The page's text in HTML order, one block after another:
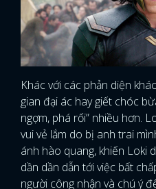
Khác với các phản diện
gian đại ác hay giết chóc
ngợm, phá rối” nhiều hơn.
vui vẻ lắm do bị anh trai
ánh hào quang, khiến Loki
dần dần dẫn tới việc bất
người công nhận và chú ý